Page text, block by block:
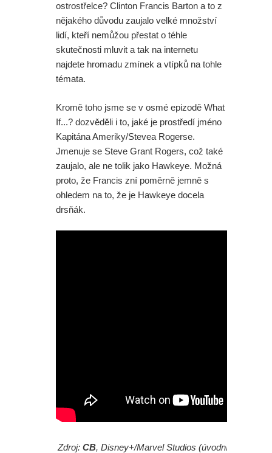
herečka z Iron Fista odmítla účast v
další řadě
Zbrusu nového dne pohyboval
Jackie Chan?
Dvě ochutnávka z DC série
Lanterns. A co mělo být ve
ostrostřelce? Clinton Francis Barton a to z
nějakého důvodu zaujalo velké množství
lidí, kteří nemůžou přestat o téhle
skutečnosti mluvit a tak na internetu
najdete hromadu zmínek a vtípků na tohle
témata.
Kromě toho jsme se v osmé epizodě What
If...? dozvěděli i to, jaké je prostředí jméno
Kapitána Ameriky/Stevea Rogerse.
Jmenuje se Steve Grant Rogers, což také
zaujalo, ale ne tolik jako Hawkeye. Možná
proto, že Francis zní poměrně jemně s
ohledem na to, že je Hawkeye docela
drsňák.
Zdroj: CB, Disney+/Marvel Studios (úvodní